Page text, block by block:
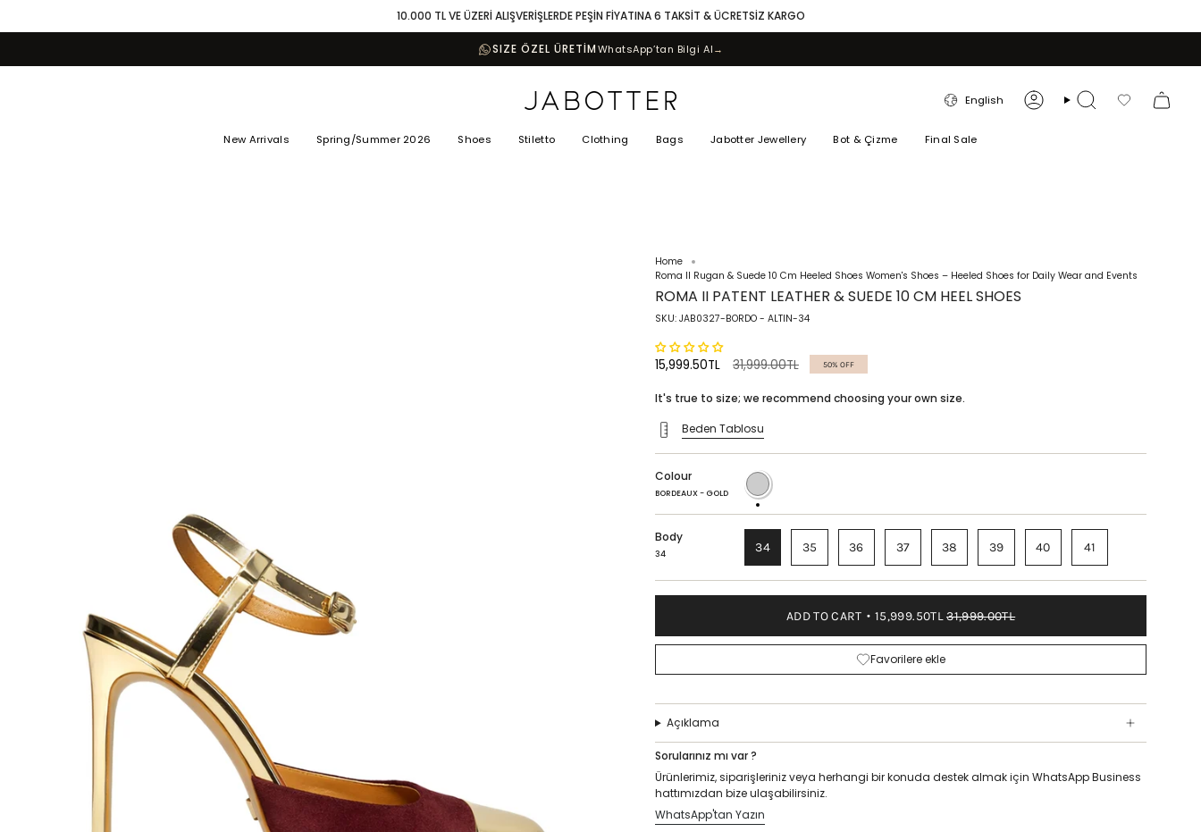
10.000 TL VE ÜZERİ ALIŞVERİŞLERDE PEŞİN FİYATINA 6 TAKSİT & ÜCRETSİZ KARGO
SIZE ÖZEL ÜRETİMWhatsApp’tan Bilgi Al→
LANGUAGE
English AccountSearch Favorilerim
New Arrivals Spring/Summer 2026 Shoes Stiletto Clothing Bags Jabotter Jewellery Bot & Çizme Final Sale
Home
Roma II Rugan & Suede 10 Cm Heeled Shoes Women's Shoes – Heeled Shoes for Daily Wear and Events
ROMA II PATENT LEATHER & SUEDE 10 CM HEEL SHOES
SKU: JAB0327-BORDO - ALTIN-34
15,999.50TL
Regular
31,999.00TL 50% OFF
It's true to size; we recommend choosing your own size.
Beden Tablosu
Colour
BORDEAUX - GOLD
BORDEAUX
-
GOLD
Body
34 34 35 36 37 38 39 40 41
ADD TO CART 15,999.50TL31,999.00TL
Favorilere ekle
Açıklama
Sorularınız mı var ?
Ürünlerimiz, siparişleriniz veya herhangi bir konuda destek almak için WhatsApp Business
hattımızdan bize ulaşabilirsiniz.
WhatsApp'tan Yazın